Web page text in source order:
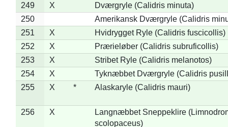
249
X
Dværgryle (Calidris minuta)
250
Amerikansk Dværgryle (Calidris
251
X
Hvidrygget Ryle (Calidris fuscicollis)
252
X
Prærieløber (Calidris subruficollis)
253
X
Stribet Ryle (Calidris melanotos)
254
X
Tyknæbbet Dværgryle (Calidris
255
X * Alaskaryle (Calidris mauri)
256 X
Langnæbbet Sneppeklire
scolopaceus)